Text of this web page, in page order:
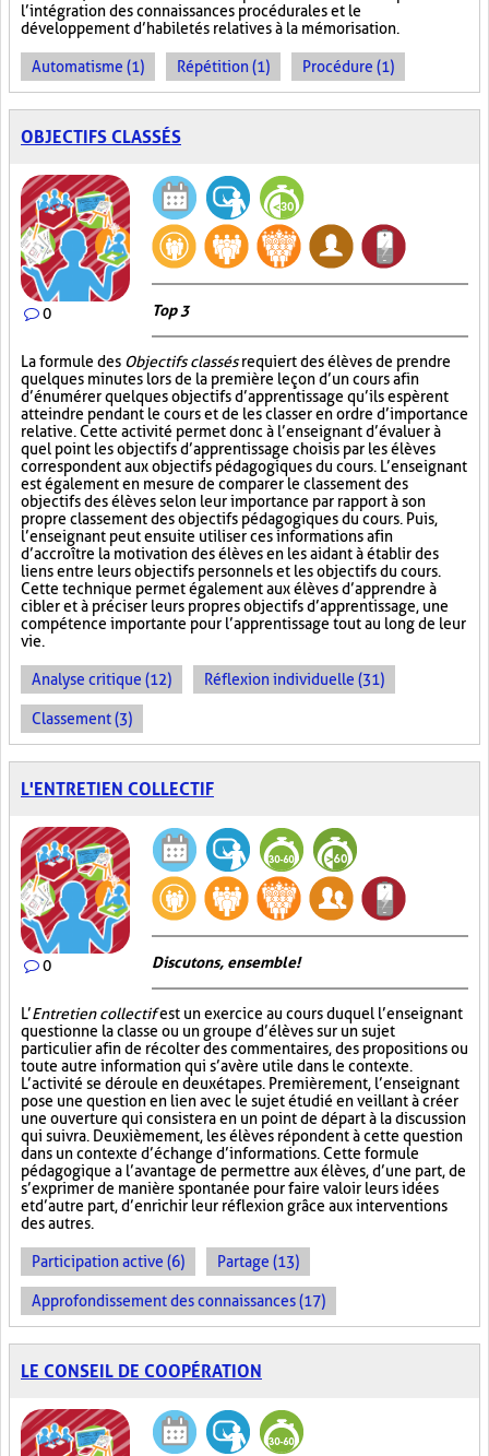
l’intégration des connaissances procédurales et le
développement d’habiletés relatives à la mémorisation.
Automatisme (1) Répétition (1) Procédure (1)
OBJECTIFS CLASSÉS
0 Top 3
La formule des Objectifs classésrequiert des élèves de prendre
quelques minutes lors de la première leçon d’un cours afin
d’énumérer quelques objectifs d’apprentissage qu’ils espèrent
atteindre pendant le cours et de les classer en ordre d’importance
relative. Cette activité permet donc à l’enseignant d’évaluer à
quel point les objectifs d’apprentissage choisis par les élèves
correspondent aux objectifs pédagogiques du cours. L’enseignant
est également en mesure de comparer le classement des
objectifs des élèves selon leur importance par rapport à son
propre classement des objectifs pédagogiques du cours. Puis,
l’enseignant peut ensuite utiliser ces informations afin
d’accroître la motivation des élèves en les aidant à établir des
liens entre leurs objectifs personnels et les objectifs du cours.
Cette technique permet également aux élèves d’apprendre à
cibler et à préciser leurs propres objectifs d’apprentissage, une
compétence importante pour l’apprentissage tout au long de leur
vie.
Analyse critique (12) Réflexion individuelle (31)
Classement (3)
L'ENTRETIEN COLLECTIF
0 Discutons, ensemble!
L’Entretien collectifest un exercice au cours duquel l’enseignant
questionne la classe ou un groupe d’élèves sur un sujet
particulier afin de récolter des commentaires, des propositions ou
toute autre information qui s’avère utile dans le contexte.
L’activité se déroule en deux étapes. Premièrement, l’enseignant
pose une question en lien avec le sujet étudié en veillant à créer
une ouverture qui consistera en un point de départ à la discussion
qui suivra. Deuxièmement, les élèves répondent à cette question
dans un contexte d’échange d’informations. Cette formule
pédagogique a l’avantage de permettre aux élèves, d’une part, de
s’exprimer de manière spontanée pour faire valoir leurs idées
et d’autre part, d’enrichir leur réflexion grâce aux interventions
des autres.
Participation active (6) Partage (13)
Approfondissement des connaissances (17)
LE CONSEIL DE COOPÉRATION